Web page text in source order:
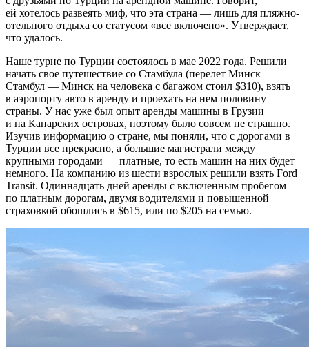
ей хотелось развеять миф, что эта страна — лишь для пляжно-
отельного отдыха со статусом «все включено». Утверждает,
что удалось.
Наше турне по Турции состоялось в мае 2022 года. Решили
начать свое путешествие со Стамбула (перелет Минск —
Стамбул — Минск на человека с багажом стоил $310), взять
в аэропорту авто в аренду и проехать на нем половину
страны. У нас уже был опыт аренды машины в Грузии
и на Канарских островах, поэтому было совсем не страшно.
Изучив информацию о стране, мы поняли, что с дорогами в
Турции все прекрасно, а большие магистрали между
крупными городами — платные, то есть машин на них будет
немного. На компанию из шести взрослых решили взять Ford
Transit. Одиннадцать дней аренды с включенным пробегом
по платным дорогам, двумя водителями и повышенной
страховкой обошлись в $615, или по $205 на семью.